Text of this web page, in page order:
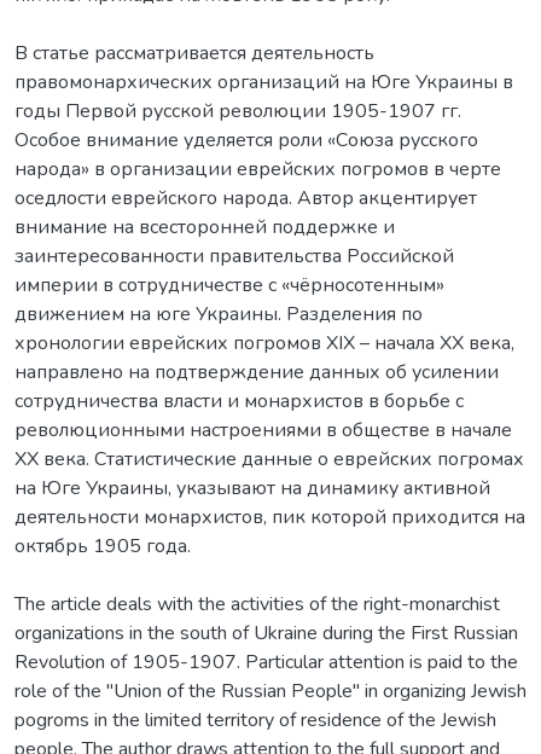
В статье рассматривается деятельность
правомонархических организаций на Юге Украины в
годы Первой русской революции 1905-1907 гг.
Особое внимание уделяется роли «Союза русского
народа» в организации еврейских погромов в черте
оседлости еврейского народа. Автор акцентирует
внимание на всесторонней поддержке и
заинтересованности правительства Российской
империи в сотрудничестве с «чёрносотенным»
движением на юге Украины. Разделения по
хронологии еврейских погромов ХІХ – начала ХХ века,
направлено на подтверждение данных об усилении
сотрудничества власти и монархистов в борьбе с
революционными настроениями в обществе в начале
ХХ века. Статистические данные о еврейских погромах
на Юге Украины, указывают на динамику активной
деятельности монархистов, пик которой приходится на
октябрь 1905 года.
The article deals with the activities of the right-monarchist
organizations in the south of Ukraine during the First Russian
Revolution of 1905-1907. Particular attention is paid to the
role of the "Union of the Russian People" in organizing Jewish
pogroms in the limited territory of residence of the Jewish